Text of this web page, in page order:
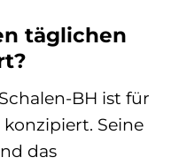
täglichen
BH ist für
Seine
das